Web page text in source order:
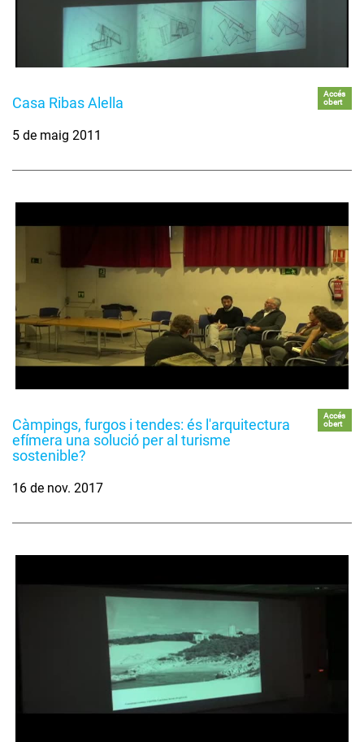
Casa Ribas Alella
Accés
obert
5 de maig 2011
Càmpings, furgos i tendes: és l'arquitectura
efímera una solució per al turisme
sostenible?
Accés
obert
16 de nov. 2017